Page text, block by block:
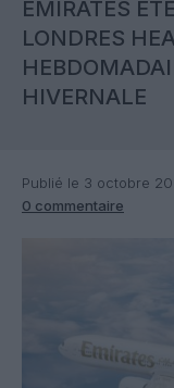
EMIRATES
LONDRES
HIVERNALE
Publié le 3 octobre
0 commentaire